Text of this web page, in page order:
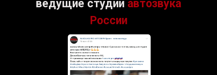
ведущие студии автозвука
России